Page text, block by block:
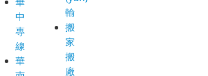
中
專
線
華
輸
搬
家
搬
廠